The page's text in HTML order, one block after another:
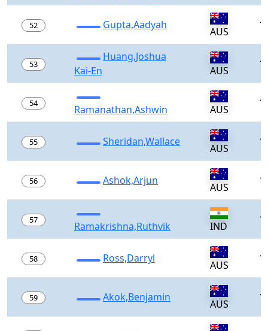
52 Gupta,Aadyah
AUS
53
Huang,Joshua
Kai-En
AUS
54 Ramanathan,Ashwin AUS
55 Sheridan,Wallace
AUS
56 Ashok,Arjun
AUS
57 Ramakrishna,Ruthvik IND
58 Ross,Darryl
AUS
59 Akok,Benjamin
AUS